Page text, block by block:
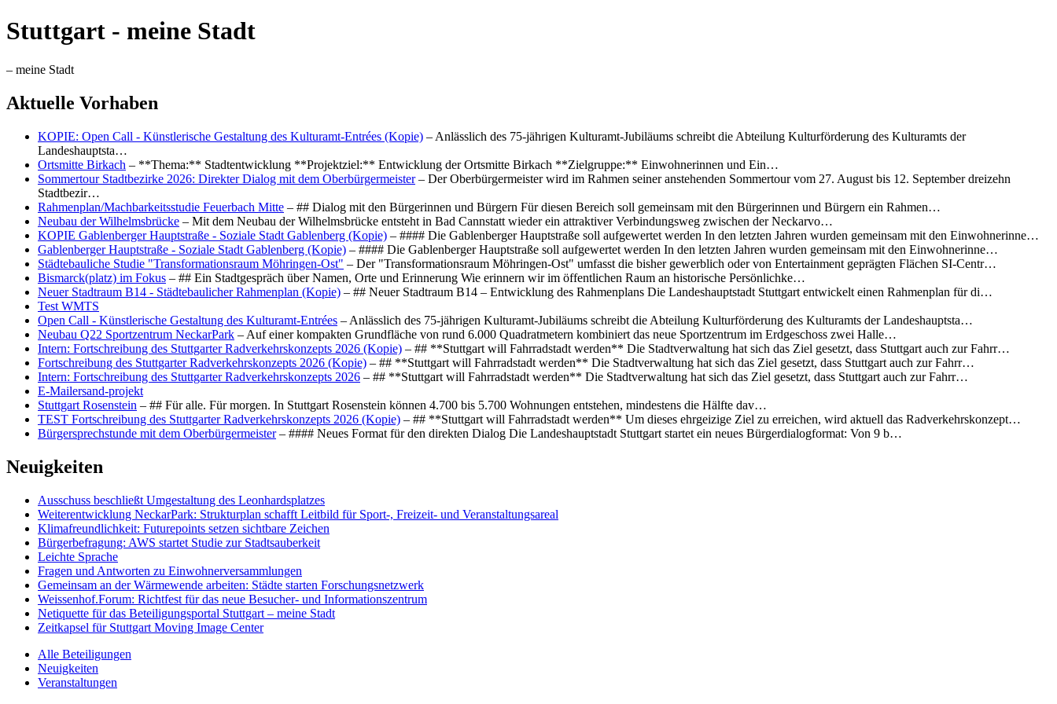
Stuttgart - meine Stadt
– meine Stadt
Aktuelle Vorhaben
KOPIE: Open Call - Künstlerische Gestaltung des Kulturamt-Entrées (Kopie) – Anlässlich des 75-jährigen Kulturamt-Jubiläums schreibt die Abteilung Kulturförderung des Kulturamts der
Landeshauptsta…
Ortsmitte Birkach – **Thema:** Stadtentwicklung **Projektziel:** Entwicklung der Ortsmitte Birkach **Zielgruppe:** Einwohnerinnen und Ein…
Sommertour Stadtbezirke 2026: Direkter Dialog mit dem Oberbürgermeister– Der Oberbürgermeister wird im Rahmen seiner anstehenden Sommertour vom 27. August bis 12. September dreizehn
Stadtbezir…
Rahmenplan/Machbarkeitsstudie Feuerbach Mitte – ## Dialog mit den Bürgerinnen und Bürgern Für diesen Bereich soll gemeinsam mit den Bürgerinnen und Bürgern ein Rahmen…
Neubau der Wilhelmsbrücke – Mit dem Neubau der Wilhelmsbrücke entsteht in Bad Cannstatt wieder ein attraktiver Verbindungsweg zwischen der Neckarvo…
KOPIE Gablenberger Hauptstraße - Soziale Stadt Gablenberg (Kopie) – #### Die Gablenberger Hauptstraße soll aufgewertet werden In den letzten Jahren wurden gemeinsam mit den Einwohnerinne…
Gablenberger Hauptstraße - Soziale Stadt Gablenberg (Kopie) – #### Die Gablenberger Hauptstraße soll aufgewertet werden In den letzten Jahren wurden gemeinsam mit den Einwohnerinne…
Städtebauliche Studie "Transformationsraum Möhringen-Ost" – Der "Transformationsraum Möhringen-Ost" umfasst die bisher gewerblich oder von Entertainment geprägten Flächen SI-Centr…
Bismarck(platz) im Fokus – ## Ein Stadtgespräch über Namen, Orte und Erinnerung Wie erinnern wir im öffentlichen Raum an historische Persönlichke…
Neuer Stadtraum B14 - Städtebaulicher Rahmenplan (Kopie) – ## Neuer Stadtraum B14 – Entwicklung des Rahmenplans Die Landeshauptstadt Stuttgart entwickelt einen Rahmenplan für di…
Test WMTS
Open Call - Künstlerische Gestaltung des Kulturamt-Entrées – Anlässlich des 75-jährigen Kulturamt-Jubiläums schreibt die Abteilung Kulturförderung des Kulturamts der Landeshauptsta…
Neubau Q22 Sportzentrum NeckarPark – Auf einer kompakten Grundfläche von rund 6.000 Quadratmetern kombiniert das neue Sportzentrum im Erdgeschoss zwei Halle…
Intern: Fortschreibung des Stuttgarter Radverkehrskonzepts 2026 (Kopie) – ## **Stuttgart will Fahrradstadt werden** Die Stadtverwaltung hat sich das Ziel gesetzt, dass Stuttgart auch zur Fahrr…
Fortschreibung des Stuttgarter Radverkehrskonzepts 2026 (Kopie) – ## **Stuttgart will Fahrradstadt werden** Die Stadtverwaltung hat sich das Ziel gesetzt, dass Stuttgart auch zur Fahrr…
Intern: Fortschreibung des Stuttgarter Radverkehrskonzepts 2026 – ## **Stuttgart will Fahrradstadt werden** Die Stadtverwaltung hat sich das Ziel gesetzt, dass Stuttgart auch zur Fahrr…
E-Mailersand-projekt
Stuttgart Rosenstein – ## Für alle. Für morgen. In Stuttgart Rosenstein können 4.700 bis 5.700 Wohnungen entstehen, mindestens die Hälfte dav…
TEST Fortschreibung des Stuttgarter Radverkehrskonzepts 2026 (Kopie) – ## **Stuttgart will Fahrradstadt werden** Um dieses ehrgeizige Ziel zu erreichen, wird aktuell das Radverkehrskonzept…
Bürgersprechstunde mit dem Oberbürgermeister– #### Neues Format für den direkten Dialog Die Landeshauptstadt Stuttgart startet ein neues Bürgerdialogformat: Von 9 b…
Neuigkeiten
Ausschuss beschließt Umgestaltung des Leonhards­platzes
Weiterentwicklung NeckarPark: Strukturplan schafft Leitbild für Sport-, Freizeit- und Veranstaltungsareal
Klimafreundlichkeit: Futurepoints setzen sichtbare Zeichen
Bürgerbefragung: AWS startet Studie zur Stadtsauberkeit
Leichte Sprache
Fragen und Antworten zu Einwohnerversammlungen
Gemeinsam an der Wärmewende arbeiten: Städte starten Forschungsnetzwerk
Weissenhof.Forum: Richtfest für das neue Besucher- und Informationszentrum
Netiquette für das Beteiligungsportal Stuttgart – meine Stadt
Zeitkapsel für Stuttgart Moving Image Center
Alle Beteiligungen
Neuigkeiten
Veranstaltungen